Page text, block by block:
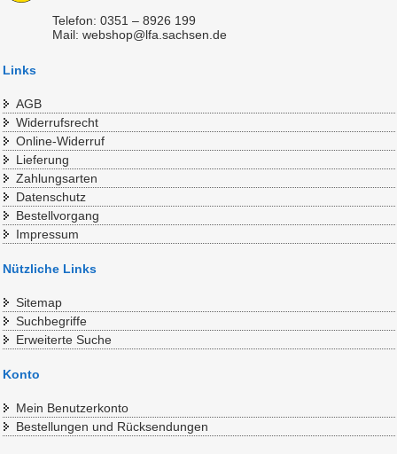
Telefon: 0351 – 8926 199
Mail: webshop@lfa.sachsen.de
Links
AGB
Widerrufsrecht
Online-Widerruf
Lieferung
Zahlungsarten
Datenschutz
Bestellvorgang
Impressum
Nützliche Links
Sitemap
Suchbegriffe
Erweiterte Suche
Konto
Mein Benutzerkonto
Bestellungen und Rücksendungen